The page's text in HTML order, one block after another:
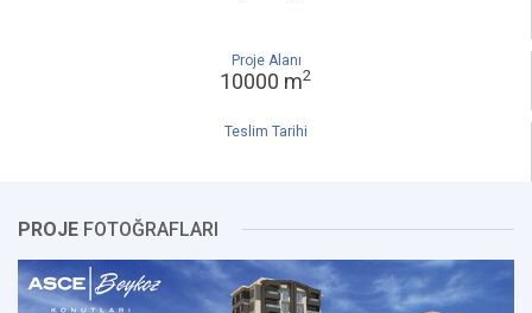
Proje Alanı
10000 m2
Teslim Tarihi
PROJE FOTOĞRAFLARI